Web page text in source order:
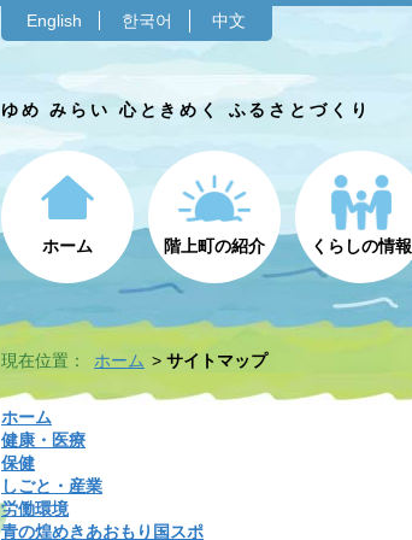
English 한국어 中文
ゆめ みらい 心ときめく ふるさとづくり
ホーム 階上町の紹介 くらしの情報
現在位置： ホーム サイトマップ
ホーム
健康・医療
保健
しごと・産業
労働環境
青の煌めきあおもり国スポ